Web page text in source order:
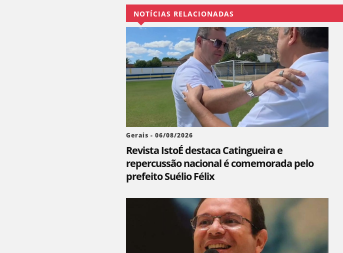
NOTÍCIAS RELACIONADAS
Gerais - 06/08/2026
Revista IstoÉ destaca Catingueira e
repercussão nacional é comemorada pelo
prefeito Suélio Félix